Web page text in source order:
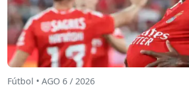
Fútbol • AGO 6 / 2026